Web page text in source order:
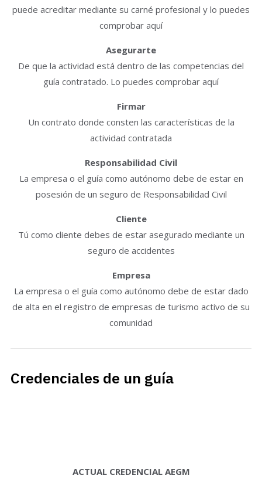
puede acreditar mediante su carné profesional y lo puedes
comprobar aquí
Asegurarte
De que la actividad está dentro de las competencias del
guía contratado. Lo puedes comprobar aquí
Firmar
Un contrato donde consten las características de la
actividad contratada
Responsabilidad Civil
La empresa o el guía como autónomo debe de estar en
posesión de un seguro de Responsabilidad Civil
Cliente
Tú como cliente debes de estar asegurado mediante un
seguro de accidentes
Empresa
La empresa o el guía como autónomo debe de estar dado
de alta en el registro de empresas de turismo activo de su
comunidad
Credenciales de un guía
ACTUAL CREDENCIAL AEGM